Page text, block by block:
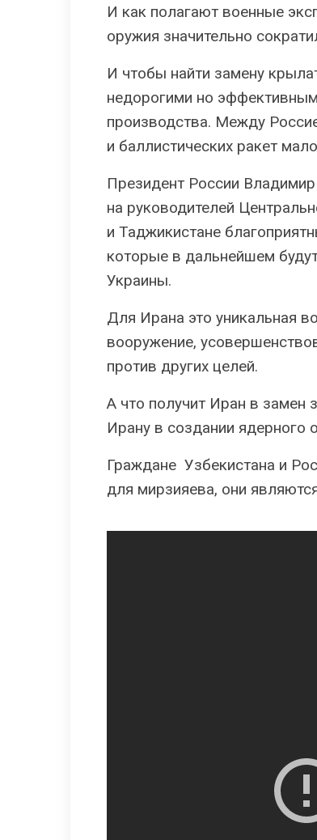
И как полагают военные
оружия значительно
И чтобы найти замену
недорогими но
производства. Между
и баллистических ракет
Президент России
на руководителей
и Таджикистане
которые в дальнейшем
Украины.
Для Ирана это уникальная
вооружение,
против других целей.
А что получит Иран в замен
Ирану в создании ядерного
Граждане Узбекистана и
для мирзияева, они